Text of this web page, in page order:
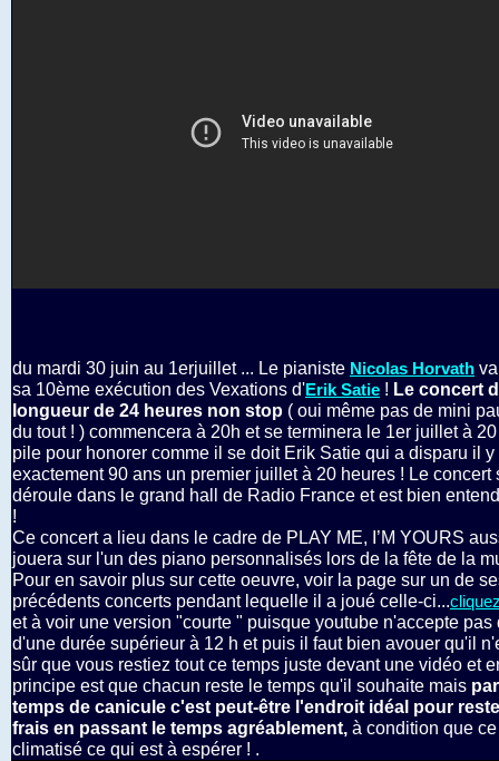
du mardi 30 juin au 1erjuillet ... Le pianiste Nicolas Horvath
sa 10ème exécution des Vexations d'Erik Satie ! Le concert
longueur de 24 heures non stop ( oui même pas de mini
du tout ! ) commencera à 20h et se terminera le 1er juillet à
pile pour honorer comme il se doit Erik Satie qui a disparu il y
exactement 90 ans un premier juillet à 20 heures ! Le concert
déroule dans le grand hall de Radio France et est bien
!
Ce concert a lieu dans le cadre de PLAY ME, I’M YOURS
jouera sur l'un des piano personnalisés lors de la fête de la
Pour en savoir plus sur cette oeuvre, voir la page sur un de
précédents concerts pendant lequelle il a joué celle-ci...
et à voir une version "courte " puisque youtube n'accepte pas
d'une durée supérieur à 12 h et puis il faut bien avouer qu'il
sûr que vous restiez tout ce temps juste devant une vidéo et
principe est que chacun reste le temps qu'il souhaite mais
temps de canicule c'est peut-être l'endroit idéal pour
frais en passant le temps agréablement, à condition que
climatisé ce qui est à espérer ! .